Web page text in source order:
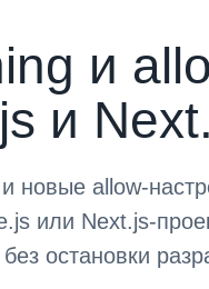
и
и
новые allow-
или Next.js-
остановки